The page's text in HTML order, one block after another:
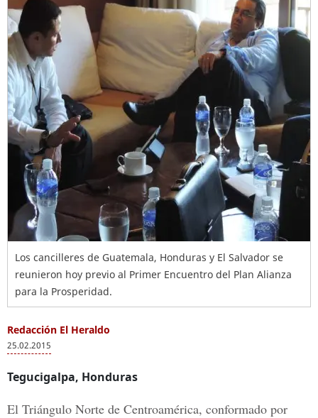
Los cancilleres de Guatemala, Honduras y El Salvador se
reunieron hoy previo al Primer Encuentro del Plan Alianza
para la Prosperidad.
Redacción El Heraldo
25.02.2015
Tegucigalpa, Honduras
El Triángulo Norte de Centroamérica, conformado por